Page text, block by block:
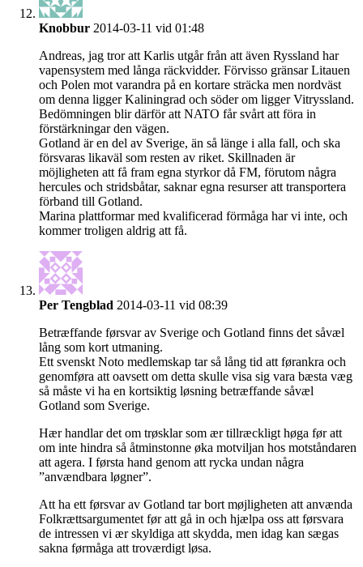
Knobbur 2014-03-11 vid 01:48
Andreas, jag tror att Karlis utgår från att även Ryssland har
vapensystem med långa räckvidder. Förvisso gränsar Litauen
och Polen mot varandra på en kortare sträcka men nordväst
om denna ligger Kaliningrad och söder om ligger Vitryssland.
Bedömningen blir därför att NATO får svårt att föra in
förstärkningar den vägen.
Gotland är en del av Sverige, än så länge i alla fall, och ska
försvaras likaväl som resten av riket. Skillnaden är
möjligheten att få fram egna styrkor då FM, förutom några
hercules och stridsbåtar, saknar egna resurser att transportera
förband till Gotland.
Marina plattformar med kvalificerad förmåga har vi inte, och
kommer troligen aldrig att få.
Per Tengblad 2014-03-11 vid 08:39
Betræffande førsvar av Sverige och Gotland finns det såvæl
lång som kort utmaning.
Ett svenskt Noto medlemskap tar så lång tid att førankra och
genomføra att oavsett om detta skulle visa sig vara bæsta væg
så måste vi ha en kortsiktig løsning betræffande såvæl
Gotland som Sverige.
Hær handlar det om trøsklar som ær tillræckligt høga før att
om inte hindra så åtminstonne øka motviljan hos motståndaren
att agera. I førsta hand genom att rycka undan några
”anvændbara løgner”.
Att ha ett førsvar av Gotland tar bort møjligheten att anvænda
Folkrættsargumentet før att gå in och hjælpa oss att førsvara
de intressen vi ær skyldiga att skydda, men idag kan sægas
sakna førmåga att troværdigt løsa.